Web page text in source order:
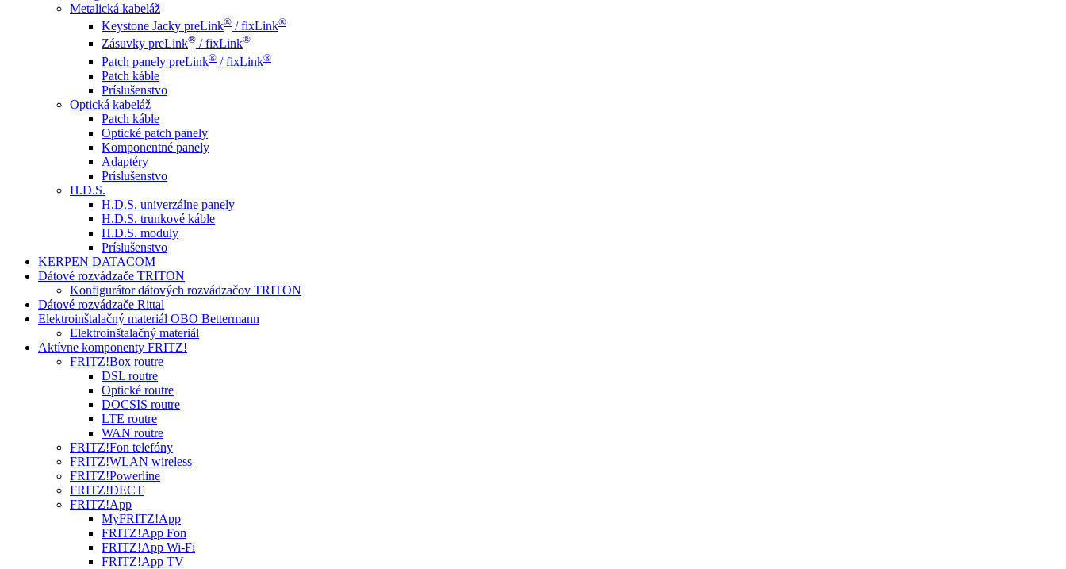
Metalická kabeláž
Keystone Jacky preLink® / fixLink®
Zásuvky preLink® / fixLink®
Patch panely preLink® / fixLink®
Patch káble
Príslušenstvo
Optická kabeláž
Patch káble
Optické patch panely
Komponentné panely
Adaptéry
Príslušenstvo
H.D.S.
H.D.S. univerzálne panely
H.D.S. trunkové káble
H.D.S. moduly
Príslušenstvo
KERPEN DATACOM
Dátové rozvádzače TRITON
Konfigurátor dátových rozvádzačov TRITON
Dátové rozvádzače Rittal
Elektroinštalačný materiál OBO Bettermann
Elektroinštalačný materiál
Aktívne komponenty FRITZ!
FRITZ!Box routre
DSL routre
Optické routre
DOCSIS routre
LTE routre
WAN routre
FRITZ!Fon telefóny
FRITZ!WLAN wireless
FRITZ!Powerline
FRITZ!DECT
FRITZ!App
MyFRITZ!App
FRITZ!App Fon
FRITZ!App Wi-Fi
FRITZ!App TV